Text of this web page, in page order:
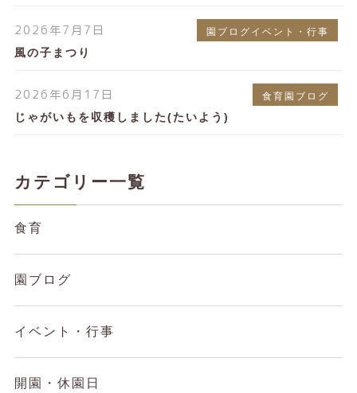
2026年7月7日 園ブログイベント・行事
風の子まつり
2026年6月17日 食育園ブログ
じゃがいもを収穫しました(たいよう)
カテゴリー一覧
食育
園ブログ
イベント・行事
開園・休園日